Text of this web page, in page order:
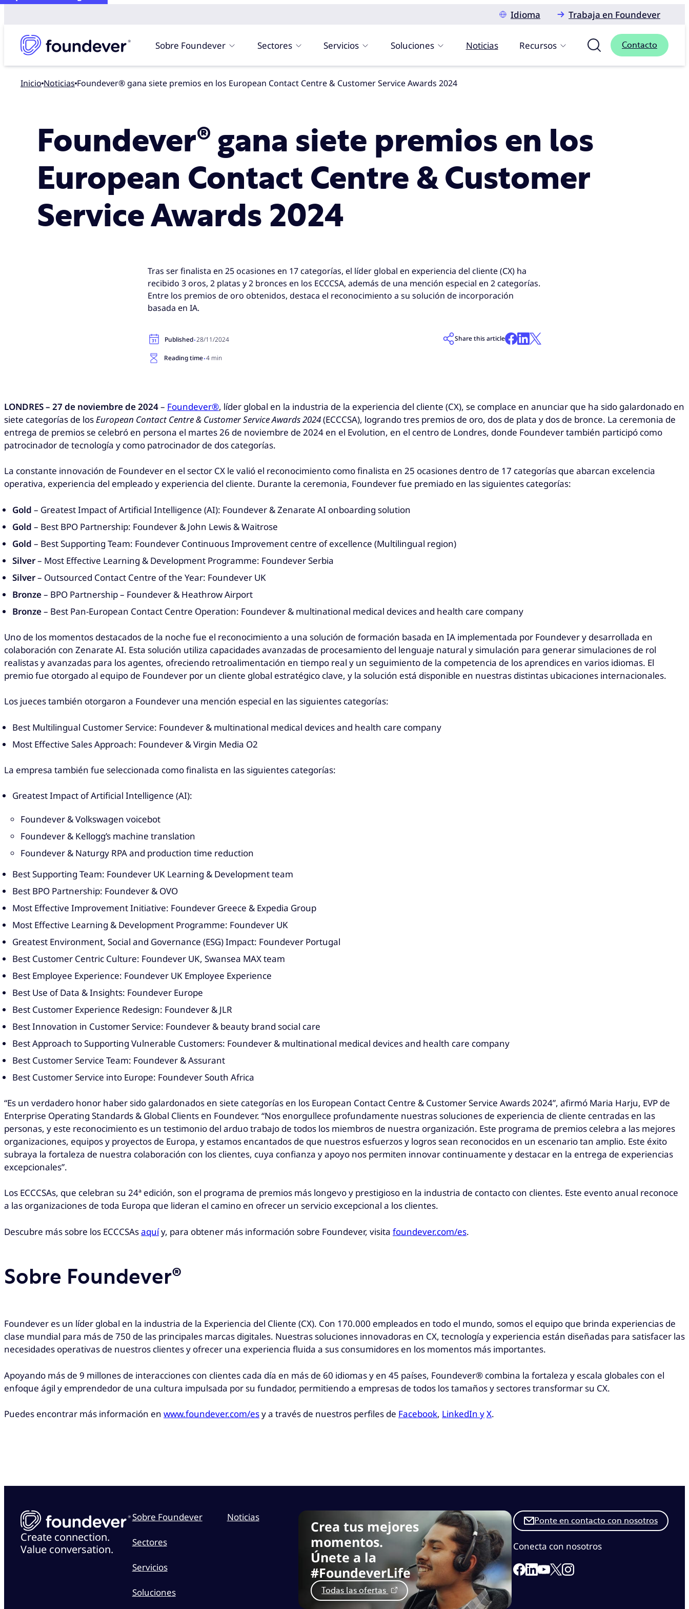
Idioma
Trabaja en Foundever
Sobre Foundever Sectores Servicios Soluciones Noticias Recursos Contacto
Inicio noticias Foundever® gana siete premios en los European Contact Centre & Customer Service Awards 2024
Foundever® gana siete premios en los
European Contact Centre & Customer
Service Awards 2024
Tras ser finalista en 25 ocasiones en 17 categorías, el líder global en experiencia del cliente (CX) ha
recibido 3 oros, 2 platas y 2 bronces en los ECCCSA, además de una mención especial en 2 categorías.
Entre los premios de oro obtenidos, destaca el reconocimiento a su solución de incorporación
basada en IA.
Published·28/11/2024
Reading time·4 min
Share this article
LONDRES – 27 de noviembre de 2024– Foundever®, líder global en la industria de la experiencia del cliente (CX), se complace en anunciar que ha sido galardonado en
siete categorías de losEuropean Contact Centre & Customer Service Awards 2024(ECCCSA), logrando tres premios de oro, dos de plata y dos de bronce. La ceremonia de
entrega de premios se celebró en persona el martes 26 de noviembre de 2024 en el Evolution, en el centro de Londres, donde Foundever también participó como
patrocinador de tecnología y como patrocinador de dos categorías.
La constante innovación de Foundever en el sector CX le valió el reconocimiento como finalista en 25 ocasiones dentro de 17 categorías que abarcan excelencia
operativa, experiencia del empleado y experiencia del cliente. Durante la ceremonia, Foundever fue premiado en las siguientes categorías:
Gold – Greatest Impact of Artificial Intelligence (AI): Foundever & Zenarate AI onboarding solution
Gold – Best BPO Partnership: Foundever & John Lewis & Waitrose
Gold – Best Supporting Team: Foundever Continuous Improvement centre of excellence (Multilingual region)
Silver– Most Effective Learning & Development Programme: Foundever Serbia
Silver– Outsourced Contact Centre of the Year: Foundever UK
Bronze – BPO Partnership – Foundever & Heathrow Airport
Bronze – Best Pan-European Contact Centre Operation: Foundever & multinational medical devices and health care company
Uno de los momentos destacados de la noche fue el reconocimiento a una solución de formación basada en IA implementada por Foundever y desarrollada en
colaboración con Zenarate AI. Esta solución utiliza capacidades avanzadas de procesamiento del lenguaje natural y simulación para generar simulaciones de rol
realistas y avanzadas para los agentes, ofreciendo retroalimentación en tiempo real y un seguimiento de la competencia de los aprendices en varios idiomas. El
premio fue otorgado al equipo de Foundever por un cliente global estratégico clave, y la solución está disponible en nuestras distintas ubicaciones internacionales.
Los jueces también otorgaron a Foundever una mención especial en las siguientes categorías:
Best Multilingual Customer Service: Foundever & multinational medical devices and health care company
Most Effective Sales Approach: Foundever & Virgin Media O2
La empresa también fue seleccionada como finalista en las siguientes categorías:
Greatest Impact of Artificial Intelligence (AI):
Foundever & Volkswagen voicebot
Foundever & Kellogg’s machine translation
Foundever & Naturgy RPA and production time reduction
Best Supporting Team: Foundever UK Learning & Development team
Best BPO Partnership: Foundever & OVO
Most Effective Improvement Initiative: Foundever Greece & Expedia Group
Most Effective Learning & Development Programme: Foundever UK
Greatest Environment, Social and Governance (ESG) Impact: Foundever Portugal
Best Customer Centric Culture: Foundever UK, Swansea MAX team
Best Employee Experience: Foundever UK Employee Experience
Best Use of Data & Insights: Foundever Europe
Best Customer Experience Redesign: Foundever & JLR
Best Innovation in Customer Service: Foundever & beauty brand social care
Best Approach to Supporting Vulnerable Customers: Foundever & multinational medical devices and health care company
Best Customer Service Team: Foundever & Assurant
Best Customer Service into Europe: Foundever South Africa
“Es un verdadero honor haber sido galardonados en siete categorías en los European Contact Centre & Customer Service Awards 2024”, afirmó Maria Harju, EVP de
Enterprise Operating Standards & Global Clients en Foundever. “Nos enorgullece profundamente nuestras soluciones de experiencia de cliente centradas en las
personas, y este reconocimiento es un testimonio del arduo trabajo de todos los miembros de nuestra organización. Este programa de premios celebra a las mejores
organizaciones, equipos y proyectos de Europa, y estamos encantados de que nuestros esfuerzos y logros sean reconocidos en un escenario tan amplio. Este éxito
subraya la fortaleza de nuestra colaboración con los clientes, cuya confianza y apoyo nos permiten innovar continuamente y destacar en la entrega de experiencias
excepcionales”.
Los ECCCSAs, que celebran su 24ª edición, son el programa de premios más longevo y prestigioso en la industria de contacto con clientes. Este evento anual reconoce
a las organizaciones de toda Europa que lideran el camino en ofrecer un servicio excepcional a los clientes.
Descubre más sobre los ECCCSAsaquíy, para obtener más información sobre Foundever, visita foundever.com/es.
Sobre Foundever®
Foundever es un líder global en la industria de la Experiencia del Cliente (CX). Con 170.000 empleados en todo el mundo, somos el equipo que brinda experiencias de
clase mundial para más de 750 de las principales marcas digitales. Nuestras soluciones innovadoras en CX, tecnología y experiencia están diseñadas para satisfacer las
necesidades operativas de nuestros clientes y ofrecer una experiencia fluida a sus consumidores en los momentos más importantes.
Apoyando más de 9 millones de interacciones con clientes cada día en más de 60 idiomas y en 45 países, Foundever® combina la fortaleza y escala globales con el
enfoque ágil y emprendedor de una cultura impulsada por su fundador, permitiendo a empresas de todos los tamaños y sectores transformar su CX.
Puedes encontrar más información en www.foundever.com/esy a través de nuestros perfiles de Facebook, LinkedIn yX.
Create connection.
Value conversation.
Sobre Foundever
Sectores
Servicios
Soluciones
Noticias
Crea tus mejores
momentos.
Únete a la
#FoundeverLife
Todas las ofertas
Ponte en contacto con nosotros
Conecta con nosotros
Link to our Facebook page
Link to our Linkedin page
Link to our Youtube page
Link to our X page
Link to our Instagram page